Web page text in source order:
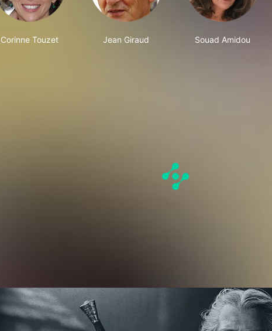
Corinne Touzet Jean Giraud Souad Amidou